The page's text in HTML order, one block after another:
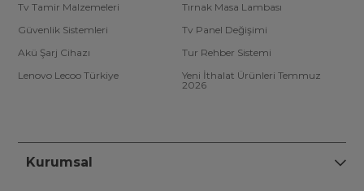
Tv Tamir Malzemeleri
Tırnak Masa Lambası
Güvenlik Sistemleri
Tv Panel Değişimi
Akü Şarj Cihazı
Tur Rehber Sistemi
Lenovo Lecoo Türkiye
Yeni İthalat Ürünleri Temmuz
2026
Kurumsal